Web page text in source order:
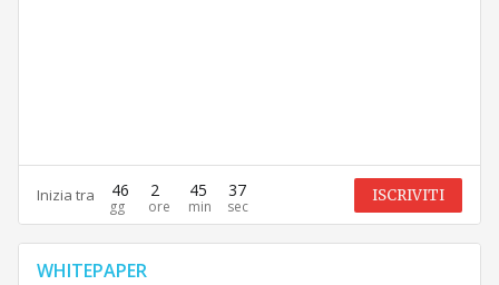
Inizia tra 46 2 45 36 ISCRIVITI
WHITEPAPER